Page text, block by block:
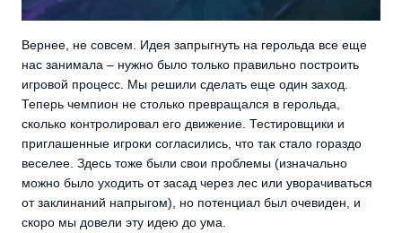
Вернее, не совсем. Идея запрыгнуть на герольда все еще
нас занимала – нужно было только правильно построить
игровой процесс. Мы решили сделать еще один заход.
Теперь чемпион не столько превращался в герольда,
сколько контролировал его движение. Тестировщики и
приглашенные игроки согласились, что так стало гораздо
веселее. Здесь тоже были свои проблемы (изначально
можно было уходить от засад через лес или уворачиваться
от заклинаний напрыгом), но потенциал был очевиден, и
скоро мы довели эту идею до ума.